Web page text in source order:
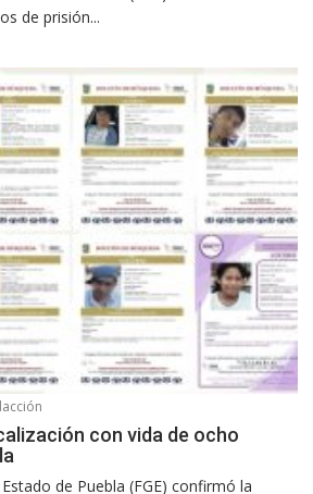
de prisión...
con vida de ocho
de Puebla (FGE) confirmó la